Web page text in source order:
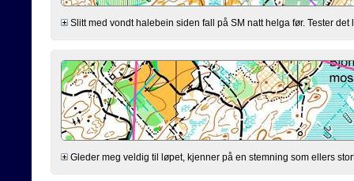
Slitt med vondt halebein siden fall på SM natt helga før. Tester
Gleder meg veldig til løpet, kjenner på en stemning som ellers